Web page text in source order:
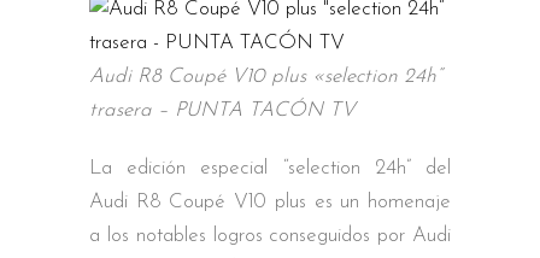
Audi R8 Coupé V10 plus «selection 24h“
trasera – PUNTA TACÓN TV
La edición especial “selection 24h” del
Audi R8 Coupé V10 plus es un homenaje
a los notables logros conseguidos por Audi